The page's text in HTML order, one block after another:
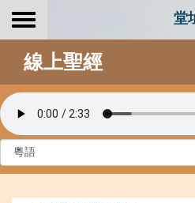
Toggle
堂
線上聖經